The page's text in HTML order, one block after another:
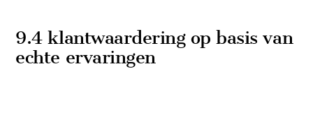
9.4 klantwaardering op basis van
echte ervaringen